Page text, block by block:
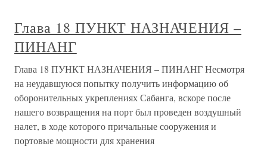
Глава 18 ПУНКТ НАЗНАЧЕНИЯ –
ПИНАНГ
Глава 18 ПУНКТ НАЗНАЧЕНИЯ – ПИНАНГ Несмотря
на неудавшуюся попытку получить информацию об
оборонительных укреплениях Сабанга, вскоре после
нашего возвращения на порт был проведен воздушный
налет, в ходе которого причальные сооружения и
портовые мощности для хранения